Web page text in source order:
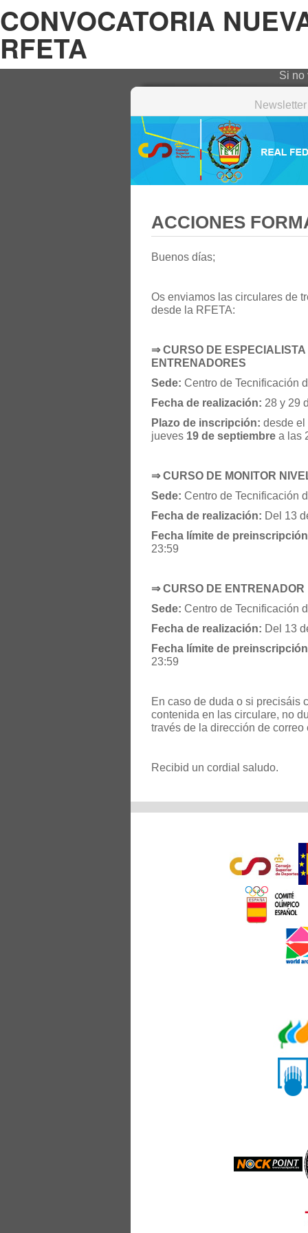
CONVOCATORIA
RFETA